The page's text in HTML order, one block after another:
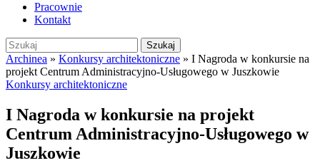
Pracownie
Kontakt
Szukaj
Archinea » Konkursy architektoniczne » I Nagroda w konkursie na
projekt Centrum Administracyjno-Usługowego w Juszkowie
Konkursy architektoniczne
I Nagroda w konkursie na projekt
Centrum Administracyjno-Usługowego w
Juszkowie